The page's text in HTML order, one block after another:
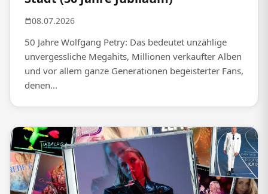
08.07.2026
50 Jahre Wolfgang Petry: Das bedeutet unzählige
unvergessliche Megahits, Millionen verkaufter Alben
und vor allem ganze Generationen begeisterter Fans,
denen...